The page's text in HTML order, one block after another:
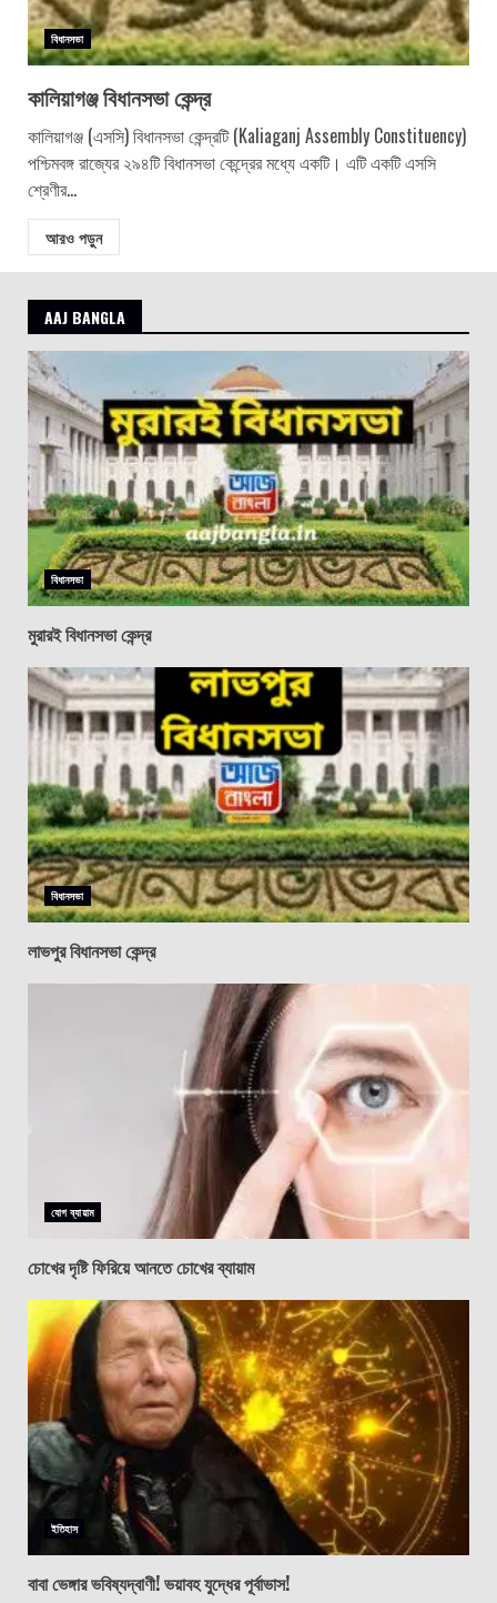
বিধানসভা
কালিয়াগঞ্জ বিধানসভা কেন্দ্র
কালিয়াগঞ্জ (এসসি) বিধানসভা কেন্দ্রটি (Kaliaganj Assembly Constituency)
পশ্চিমবঙ্গ রাজ্যের ২৯৪টি বিধানসভা কেন্দ্রের মধ্যে একটি। এটি একটি এসসি
শ্রেণীর...
আরও পড়ুন
AAJ BANGLA
বিধানসভা
মুরারই বিধানসভা কেন্দ্র
বিধানসভা
লাভপুর বিধানসভা কেন্দ্র
যোগ ব্যায়াম
চোখের দৃষ্টি ফিরিয়ে আনতে চোখের ব্যায়াম
ইতিহাস
বাবা ভেঙ্গার ভবিষ্যদ্বাণী! ভয়াবহ যুদ্ধের পূর্বাভাস!